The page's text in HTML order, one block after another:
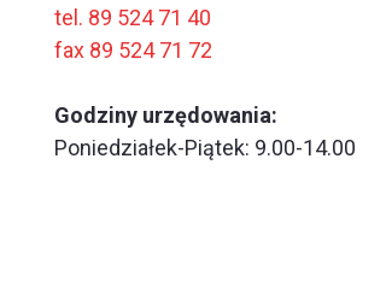
tel. 89 524 71 40
fax 89 524 71 72
Godziny urzędowania:
Poniedziałek-Piątek: 9.00-14.00